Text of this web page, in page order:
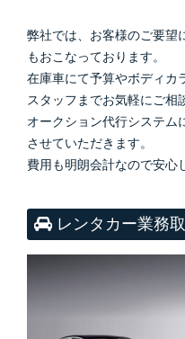
弊社では、お客様のご要望
もおこなっております。
在庫車にて予算やボディカ
スタッフまでお気軽にご相
オークション代行システム
させていただきます。
費用も明朗会計なので安心
レンタカー業務